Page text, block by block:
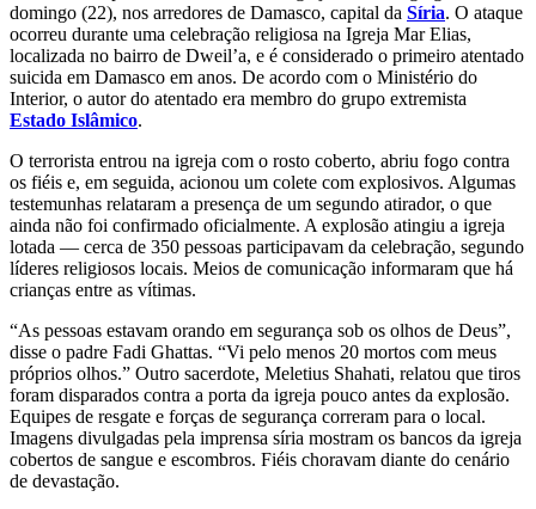
domingo (22), nos arredores de Damasco, capital da Síria. O ataque
ocorreu durante uma celebração religiosa na Igreja Mar Elias,
localizada no bairro de Dweil’a, e é considerado o primeiro atentado
suicida em Damasco em anos. De acordo com o Ministério do
Interior, o autor do atentado era membro do grupo extremista
Estado Islâmico.
O terrorista entrou na igreja com o rosto coberto, abriu fogo contra
os fiéis e, em seguida, acionou um colete com explosivos. Algumas
testemunhas relataram a presença de um segundo atirador, o que
ainda não foi confirmado oficialmente. A explosão atingiu a igreja
lotada — cerca de 350 pessoas participavam da celebração, segundo
líderes religiosos locais. Meios de comunicação informaram que há
crianças entre as vítimas.
“As pessoas estavam orando em segurança sob os olhos de Deus”,
disse o padre Fadi Ghattas. “Vi pelo menos 20 mortos com meus
próprios olhos.” Outro sacerdote, Meletius Shahati, relatou que tiros
foram disparados contra a porta da igreja pouco antes da explosão.
Equipes de resgate e forças de segurança correram para o local.
Imagens divulgadas pela imprensa síria mostram os bancos da igreja
cobertos de sangue e escombros. Fiéis choravam diante do cenário
de devastação.